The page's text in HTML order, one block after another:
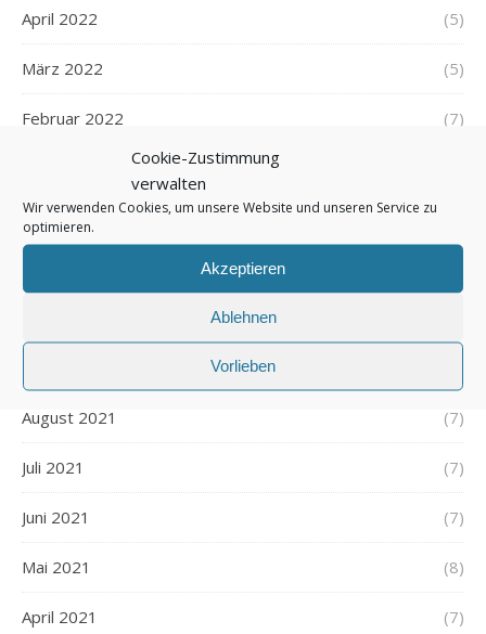
Cookie-Zustimmung
verwalten
Wir verwenden Cookies, um unsere Website und unseren Service zu
optimieren.
Akzeptieren
Ablehnen
Vorlieben
April 2022 (5)
März 2022 (5)
Februar 2022 (7)
Dezember 2021
August 2021 (7)
Juli 2021 (7)
Juni 2021 (7)
Mai 2021 (8)
April 2021 (7)